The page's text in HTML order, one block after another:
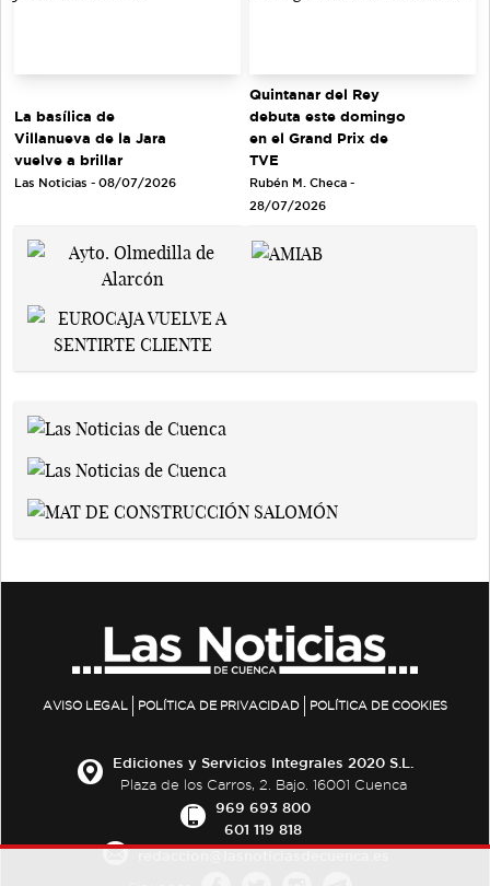
La basílica de
Villanueva de la Jara
vuelve a brillar
Las Noticias - 08/07/2026
Quintanar del Rey
debuta este domingo
en el Grand Prix de
TVE
Rubén M. Checa -
28/07/2026
AVISO LEGAL POLÍTICA DE PRIVACIDAD POLÍTICA DE COOKIES
Ediciones y Servicios Integrales 2020 S.L.
Plaza de los Carros, 2. Bajo. 16001 Cuenca
969 693 800
601 119 818